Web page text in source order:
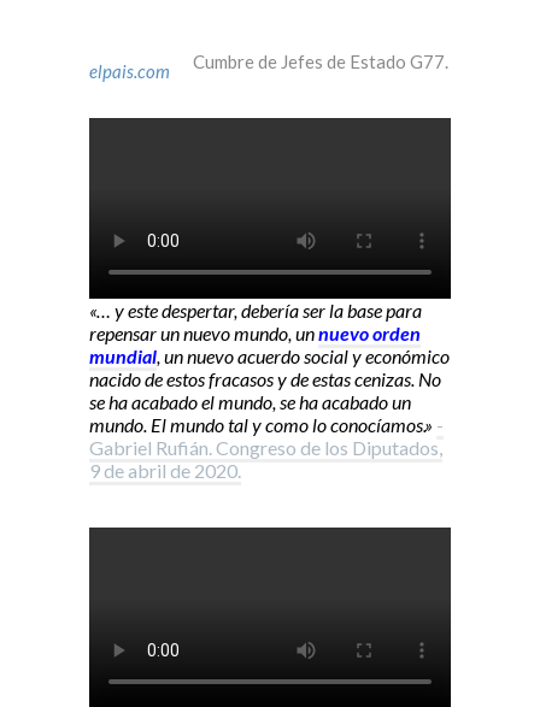
elpais.com Cumbre de Jefes de Estado G77.
«… y este despertar, debería ser la base para
repensar un nuevo mundo, unnuevo orden
mundial, un nuevo acuerdo social y económico
nacido de estos fracasos y de estas cenizas. No
se ha acabado el mundo, se ha acabado un
mundo. El mundo tal y como lo conocíamos.» -
Gabriel Rufián. Congreso de los Diputados,
9 de abril de 2020.